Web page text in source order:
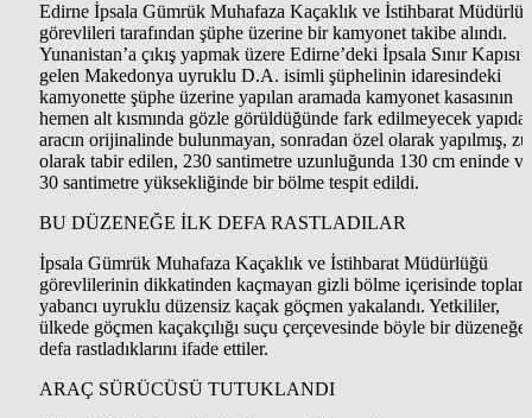
Edirne İpsala Gümrük Muhafaza Kaçaklık ve İstihbarat
görevlileri tarafından şüphe üzerine bir kamyonet takibe alındı.
Yunanistan’a çıkış yapmak üzere Edirne’deki İpsala Sınır
gelen Makedonya uyruklu D.A. isimli şüphelinin idaresindeki
kamyonette şüphe üzerine yapılan aramada kamyonet kasasının
hemen alt kısmında gözle görüldüğünde fark edilmeyecek yapıda,
aracın orijinalinde bulunmayan, sonradan özel olarak yapılmış,
olarak tabir edilen, 230 santimetre uzunluğunda 130 cm eninde ve
30 santimetre yüksekliğinde bir bölme tespit edildi.
BU DÜZENEĞE İLK DEFA RASTLADILAR
İpsala Gümrük Muhafaza Kaçaklık ve İstihbarat Müdürlüğü
görevlilerinin dikkatinden kaçmayan gizli bölme içerisinde
yabancı uyruklu düzensiz kaçak göçmen yakalandı. Yetkililer,
ülkede göçmen kaçakçılığı suçu çerçevesinde böyle bir
defa rastladıklarını ifade ettiler.
ARAÇ SÜRÜCÜSÜ TUTUKLANDI